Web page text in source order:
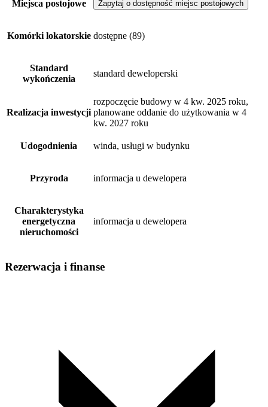
Miejsca postojowe Zapytaj o dostępność miejsc postojowych
Komórki lokatorskie dostępne (89)
Standard
wykończenia
standard deweloperski
Realizacja inwestycji
rozpoczęcie budowy w 4 kw. 2025 roku,
planowane oddanie do użytkowania w 4
kw. 2027 roku
Udogodnienia winda, usługi w budynku
Przyroda informacja u dewelopera
Charakterystyka
energetyczna
nieruchomości
informacja u dewelopera
Rezerwacja i finanse